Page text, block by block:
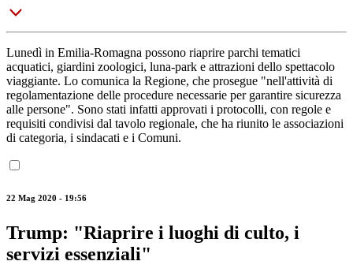
Lunedì in Emilia-Romagna possono riaprire parchi tematici
acquatici, giardini zoologici, luna-park e attrazioni dello spettacolo
viaggiante. Lo comunica la Regione, che prosegue "nell'attività di
regolamentazione delle procedure necessarie per garantire sicurezza
alle persone". Sono stati infatti approvati i protocolli, con regole e
requisiti condivisi dal tavolo regionale, che ha riunito le associazioni
di categoria, i sindacati e i Comuni.
22 Mag 2020 - 19:56
Trump: "Riaprire i luoghi di culto, i
servizi essenziali"